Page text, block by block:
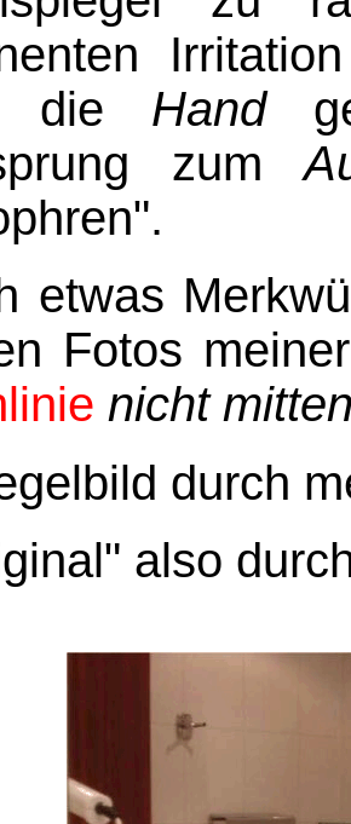
die Hand
zum
etwas
Fotos
nicht
durch
also